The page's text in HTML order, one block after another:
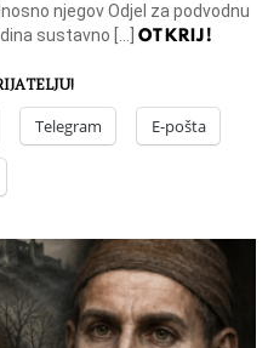
njegov Odjel za podvodnu
sustavno […] OTKRIJ!
Telegram E-pošta